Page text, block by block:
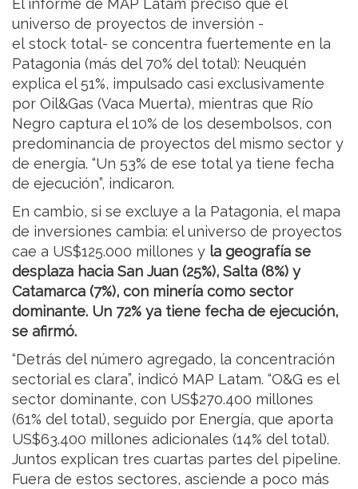
El informe de MAP Latam precisó que el
universo de proyectos de inversión -
el stock total- se concentra fuertemente en la
Patagonia (más del 70% del total): Neuquén
explica el 51%, impulsado casi exclusivamente
por Oil&Gas (Vaca Muerta), mientras que Río
Negro captura el 10% de los desembolsos, con
predominancia de proyectos del mismo sector y
de energía. “Un 53% de ese total ya tiene fecha
de ejecución”, indicaron.
En cambio, si se excluye a la Patagonia, el mapa
de inversiones cambia: el universo de proyectos
cae a US$125.000 millones y la geografía se
desplaza hacia San Juan (25%), Salta (8%) y
Catamarca (7%), con minería como sector
dominante. Un 72% ya tiene fecha de ejecución,
se afirmó.
“Detrás del número agregado, la concentración
sectorial es clara”, indicó MAP Latam. “O&G es el
sector dominante, con US$270.400 millones
(61% del total), seguido por Energía, que aporta
US$63.400 millones adicionales (14% del total).
Juntos explican tres cuartas partes del pipeline.
Fuera de estos sectores, asciende a poco más